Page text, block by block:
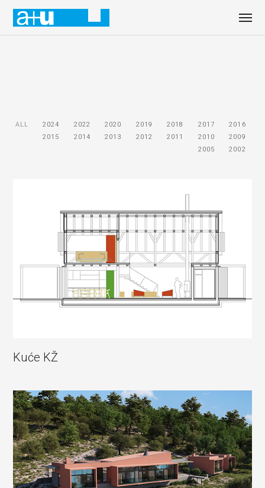
ALL 2024 2022 2020 2019 2018 2017
2016
2015
2014 2013 2012 2011 2010
2009
2005
2002
Kuće KŽ